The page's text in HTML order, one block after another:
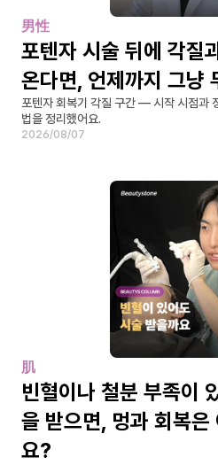
男性
포텐자 시술 뒤에 각질
온다면, 언제까지 그냥
포텐자 회복기 각질 구간 — 시작 시점과
법을 정리했어요.
2026/08/07
肌
빈혈이나 철분 부족이
을 받으면, 멍과 회복은
요?